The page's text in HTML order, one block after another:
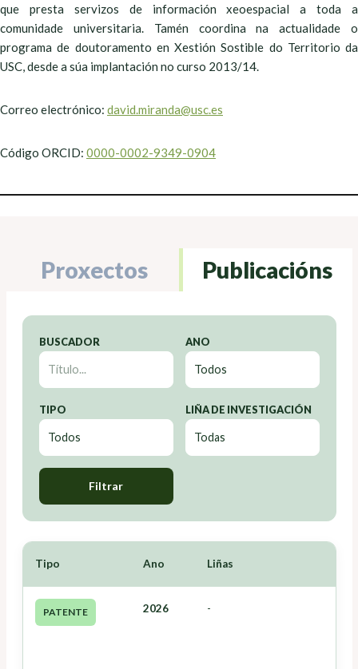
que presta servizos de información xeoespacial a toda a
comunidade universitaria. Tamén coordina na actualidade o
programa de doutoramento en Xestión Sostible do Territorio da
USC, desde a súa implantación no curso 2013/14.
Correo electrónico: david.miranda@usc.es
Código ORCID: 0000-0002-9349-0904
Proxectos Publicacións
BUSCADOR ANO
TIPO LIÑA DE INVESTIGACIÓN
Filtrar
Tipo Ano Liñas
PATENTE 2026 -